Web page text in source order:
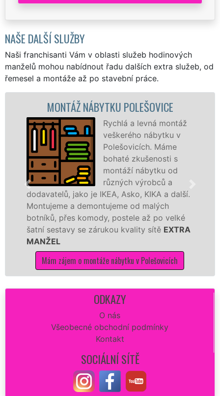
NAŠE DALŠÍ SLUŽBY
Naši franchisanti Vám v oblasti služeb hodinových
manželů mohou nabídnout řadu dalších extra služeb, od
řemesel a montáže až po stavební práce.
NÁBYTKU POLEŠOVICE
Rychlá a levná montáž
veškerého nábytku v
Polešovicích. Máme
bohaté zkušenosti s
montáží nábytku od
různých výrobců a
jako je IKEA, Asko, KIKA a další.
a demontujeme od malých
komody, postele až po velké
se zárukou kvality sítěEXTRA
o montáže nábytku v Polešovicích
různých
Nobilie,
tuto kuchyň
ODKAZY
O nás
Všeobecné obchodní podmínky
Kontakt
SOCIÁLNÍ SÍTĚ